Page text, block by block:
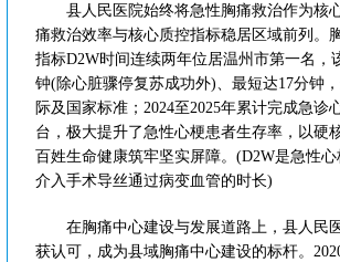
县人民医院始终将急性胸痛救治作为核
痛救治效率与核心质控指标稳居区域前列。
指标D2W时间连续两年位居温州市第一名，
钟(除心脏骤停复苏成功外)、最短达17分钟
际及国家标准；2024至2025年累计完成急诊
台，极大提升了急性心梗患者生存率，以硬
百姓生命健康筑牢坚实屏障。(D2W是急性心
介入手术导丝通过病变血管的时长)
在胸痛中心建设与发展道路上，县人民
获认可，成为县域胸痛中心建设的标杆。